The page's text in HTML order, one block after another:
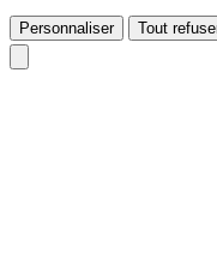
Personnaliser Tout